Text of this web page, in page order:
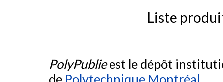
Liste
PolyPublieest le dépôt
de Polytechnique Montréal.